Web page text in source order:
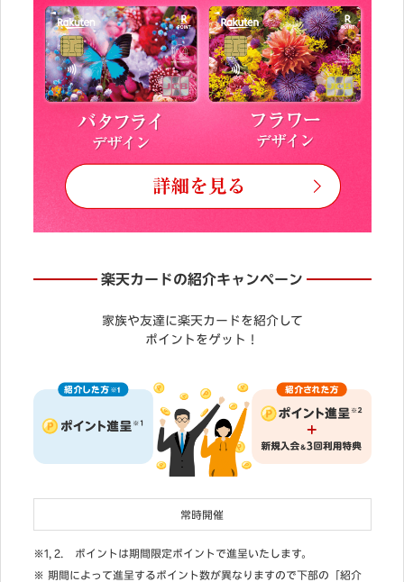
楽天カードの紹介キャンペーン
家族や友達に楽天カードを紹介して
ポイントをゲット！
常時開催
ポイントは期間限定ポイントで進呈いたします。
期間によって進呈するポイント数が異なりますので下部の「紹介